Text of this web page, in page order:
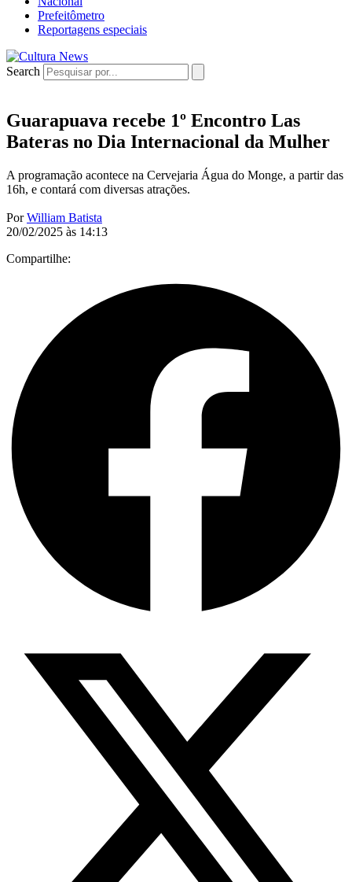
Prefeitômetro
Reportagens especiais
Search
Guarapuava recebe 1º Encontro Las
Bateras no Dia Internacional da Mulher
A programação acontece na Cervejaria Água do Monge, a partir das
16h, e contará com diversas atrações.
PorWilliam Batista
20/02/2025 às 14:13
Compartilhe: